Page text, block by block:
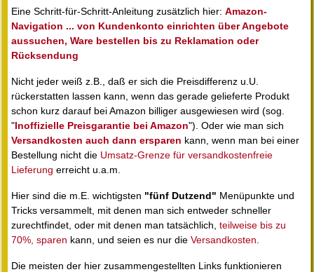
Eine Schritt-für-Schritt-Anleitung zusätzlich hier: Amazon-
Navigation ... von Kundenkonto einrichten über Angebote
aussuchen, Ware bestellen bis zu Reklamation oder
Rücksendung
Nicht jeder weiß z.B., daß er sich die Preisdifferenz u.U.
rückerstatten lassen kann, wenn das gerade gelieferte Produkt
schon kurz darauf bei Amazon billiger ausgewiesen wird (sog.
"Inoffizielle Preisgarantie bei Amazon"). Oder wie man sich
Versandkosten auch dann ersparen kann, wenn man bei einer
Bestellung nicht die Umsatz-Grenze für versandkostenfreie
Lieferung erreicht u.a.m.
Hier sind die m.E. wichtigsten "fünf Dutzend" Menüpunkte und
Tricks versammelt, mit denen man sich entweder schneller
zurechtfindet, oder mit denen man tatsächlich, teilweise bis zu
70%, sparen kann, und seien es nur die Versandkosten
Die meisten der hier zusammengestellten Links funktionieren